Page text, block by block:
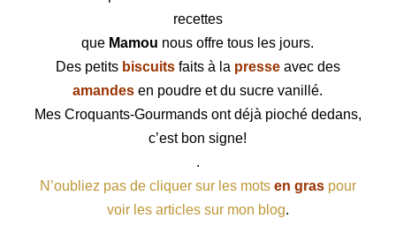
recettes
que Mamou nous offre tous les jours.
Des petits biscuitsfaits à la presseavec des
amandes en poudre et du sucre vanillé.
Mes Croquants-Gourmands ont déjà pioché dedans,
c’est bon signe!
.
N’oubliez pas de cliquer sur les mots en gras pour
voir les articles sur mon blog.